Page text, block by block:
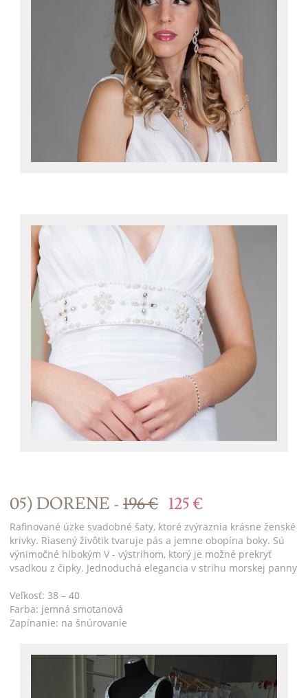
05) DORENE -196 € 125 €
Rafinované úzke svadobné šaty, ktoré zvýraznia krásne ženské
krivky. Riasený živôtik tvaruje pás a jemne obopína boky. Sú
výnimočné hlbokým V - výstrihom, ktorý je možné prekryť
vsadkou z čipky. Jednoduchá elegancia v strihu morskej panny
Veľkosť: 38 – 40
Farba: jemná smotanová
Zapínanie: na šnúrovanie